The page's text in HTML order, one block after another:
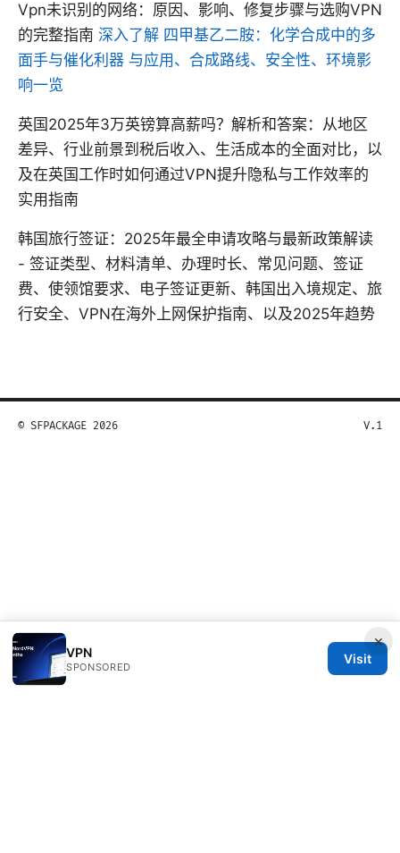
Vpn未识别的网络：原因、影响、修复步骤与选购VPN
的完整指南 深入了解 四甲基乙二胺：化学合成中的多
面手与催化利器 与应用、合成路线、安全性、环境影
响一览
英国2025年3万英镑算高薪吗？解析和答案：从地区
差异、行业前景到税后收入、生活成本的全面对比，以
及在英国工作时如何通过VPN提升隐私与工作效率的
实用指南
韩国旅行签证：2025年最全申请攻略与最新政策解读
- 签证类型、材料清单、办理时长、常见问题、签证
费、使领馆要求、电子签证更新、韩国出入境规定、旅
行安全、VPN在海外上网保护指南、以及2025年趋势
×
VPN
SPONSORED
Visit
© SFPACKAGE 2026 V.1